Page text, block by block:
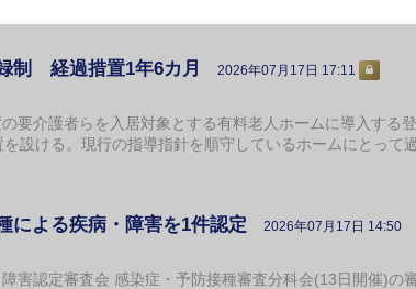
制 経過措置1年6カ月 2026年07月17日 17:11
要介護者らを入居対象とする有料老人ホームに導入する
設ける。現行の指導指針を順守しているホームにとって
による疾病・障害を1件認定 2026年07月17日 14:50
害認定審査会 感染症・予防接種審査分科会(13日開催)の